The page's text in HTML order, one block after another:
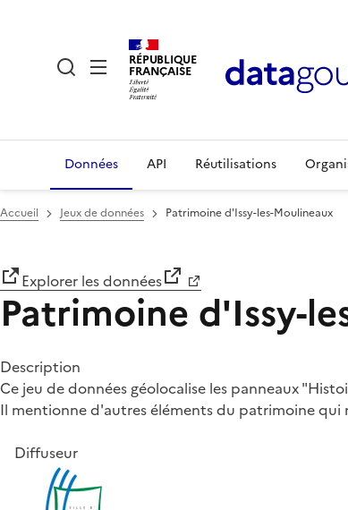
RÉPUBLIQUE
FRANÇAISE
Données API Réutilisations
Accueil Jeux de données Patrimoine d'Issy-les-Moulineaux
Explorer les données
Patrimoine d'Issy-
Description
Ce jeu de données géolocalise les panneaux
Il mentionne d'autres éléments du patrimoine qui
Diffuseur